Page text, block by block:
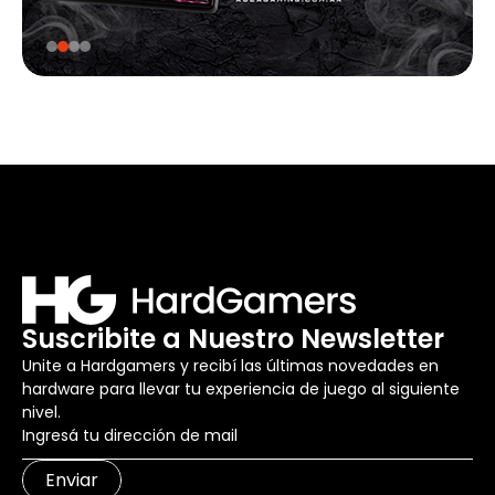
Suscribite a Nuestro Newsletter
Unite a Hardgamers y recibí las últimas novedades en
hardware para llevar tu experiencia de juego al siguiente
nivel.
Enviar